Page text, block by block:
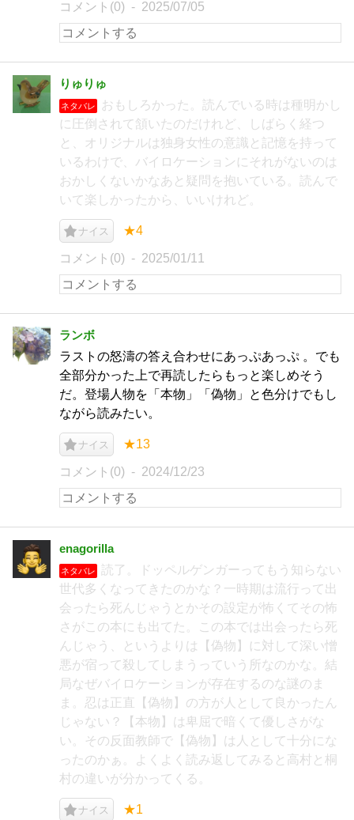
コメント(0) 2025/07/05
りゅりゅ
ネタバレ
おもしろかった。読んでいる時は種明かし
に圧倒されて頷いたのだけれど、しばらく経つ
と、オリジナルは独身女性の意識と記憶を持って
いるわけで、バイロケーションにそれがないのは
おかしくないかなあと疑問を抱いている。読んで
いて楽しかったから、いいけれど。
ナイス ★4
コメント(0) 2025/01/11
ランボ
ラストの怒濤の答え合わせにあっぷあっぷ 。でも
全部分かった上で再読したらもっと楽しめそう
だ。登場人物を「本物」「偽物」と色分けでもし
ながら読みたい。
ナイス ★13
コメント(0) 2024/12/23
enagorilla
ネタバレ
読了。ドッペルゲンガーってもう知らない
世代多くなってきたのかな？一時期は流行って出
会ったら死んじゃうとかその設定が怖くてその怖
さがこの本にも出てた。この本では出会ったら死
んじゃう、というよりは【偽物】に対して深い憎
悪が宿って殺してしまうっていう所なのかな。結
局なぜバイロケーションが存在するのな謎のま
ま。忍は正直【偽物】の方が人として良かったん
じゃない？【本物】は卑屈で暗くて優しさがな
い。その反面教師で【偽物】は人として十分にな
ったのかぁ。よくよく読み返してみると高村と桐
村の違いが分かってくる。
ナイス ★1